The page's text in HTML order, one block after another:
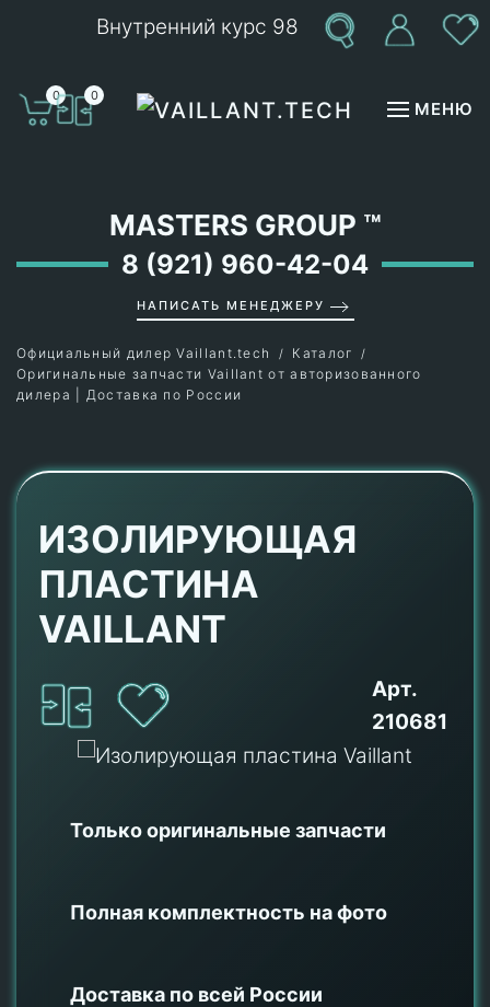
Внутренний курс 98
0 0
МЕНЮ
MASTERS GROUP ™
8 (921) 960-42-04
НАПИСАТЬ МЕНЕДЖЕРУ
Официальный дилер Vaillant.tech
Каталог
Оригинальные запчасти Vaillant от авторизованного
дилера | Доставка по России
ИЗОЛИРУЮЩАЯ
ПЛАСТИНА
VAILLANT
Арт.
210681
Только оригинальные запчасти
Полная комплектность на фото
Доставка по всей России